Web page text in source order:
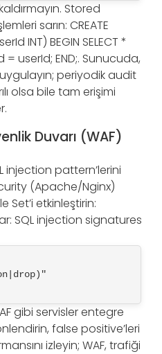
Stored
sarın: CREATE
INT) BEGIN SELECT *
= userId; END;. Sunucuda,
periyodik audit
olsa bile tam erişimi
Duvarı (WAF)
injection pattern’lerini
(Apache/Nginx)
Set’i etkinleştirin:
SQL injection signatures
gibi servisler entegre
false positive’leri
izleyin; WAF, trafiği